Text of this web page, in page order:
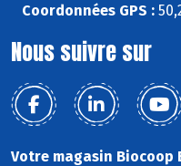
Coordonnées GPS :
Nous suivre sur
Votre magasin Biocoop